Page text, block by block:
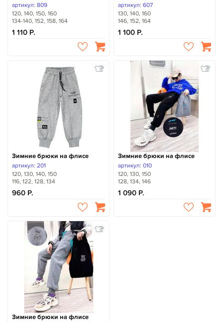
артикул: 809
120, 140, 150, 160
134-140, 152, 158, 164
1 110
артикул: 607
130, 140, 160
146, 152, 164
1 100
Зимние брюки на флисе
артикул: 201
120, 130, 140, 150
116, 122, 128, 134
960
Зимние брюки на флисе
артикул: 010
120, 130, 150
128, 134, 146
1 090
Зимние брюки на флисе